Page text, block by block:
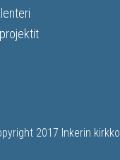
2017 Inkerin kirkko